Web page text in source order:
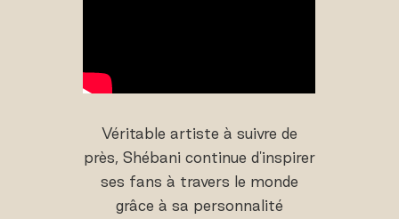
Véritable artiste à suivre de
près, Shébani continue d'inspirer
ses fans à travers le monde
grâce à sa personnalité